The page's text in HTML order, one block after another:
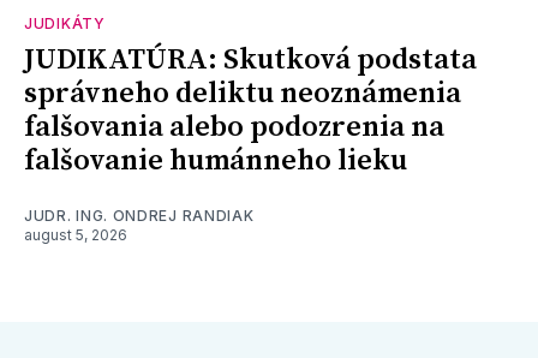
JUDIKÁTY
JUDIKATÚRA: Skutková podstata
správneho deliktu neoznámenia
falšovania alebo podozrenia na
falšovanie humánneho lieku
JUDR. ING. ONDREJ RANDIAK
august 5, 2026